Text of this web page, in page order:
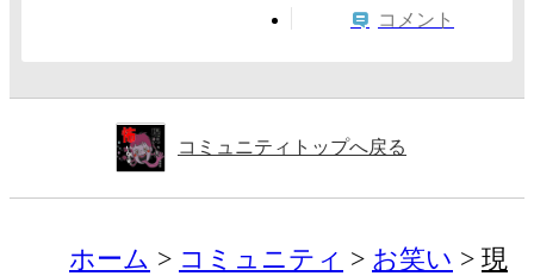
コメント
コミュニティトップへ戻る
ホーム コミュニティ お笑い
現